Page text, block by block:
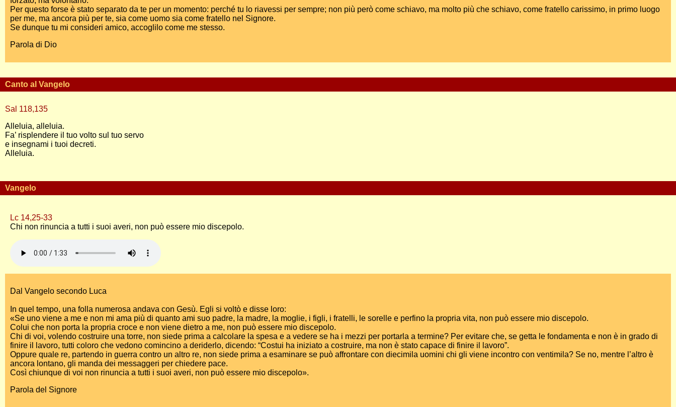
Per questo forse è stato separato da te per un momento: perché tu lo riavessi per sempre; non più però come schiavo, ma molto più che schiavo, come fratello carissimo, in primo luogo
per me, ma ancora più per te, sia come uomo sia come fratello nel Signore.
Se dunque tu mi consideri amico, accoglilo come me stesso.
Parola di Dio
Canto al Vangelo
Sal 118,135
Alleluia, alleluia.
Fa’ risplendere il tuo volto sul tuo servo
e insegnami i tuoi decreti.
Alleluia.
Vangelo
Lc 14,25-33
Chi non rinuncia a tutti i suoi averi, non può essere mio discepolo.
Dal Vangelo secondo Luca
In quel tempo, una folla numerosa andava con Gesù. Egli si voltò e disse loro:
«Se uno viene a me e non mi ama più di quanto ami suo padre, la madre, la moglie, i figli, i fratelli, le sorelle e perfino la propria vita, non può essere mio discepolo.
Colui che non porta la propria croce e non viene dietro a me, non può essere mio discepolo.
Chi di voi, volendo costruire una torre, non siede prima a calcolare la spesa e a vedere se ha i mezzi per portarla a termine? Per evitare che, se getta le fondamenta e non è in grado di
finire il lavoro, tutti coloro che vedono comincino a deriderlo, dicendo: “Costui ha iniziato a costruire, ma non è stato capace di finire il lavoro”.
Oppure quale re, partendo in guerra contro un altro re, non siede prima a esaminare se può affrontare con diecimila uomini chi gli viene incontro con ventimila? Se no, mentre l’altro è
ancora lontano, gli manda dei messaggeri per chiedere pace.
Così chiunque di voi non rinuncia a tutti i suoi averi, non può essere mio discepolo».
Parola del Signore